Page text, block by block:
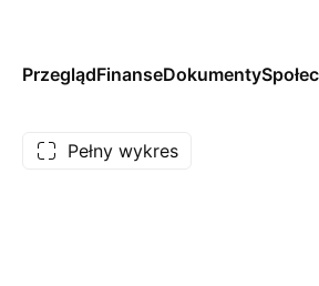
PrzeglądFinanseDokumenty
Pełny wykres